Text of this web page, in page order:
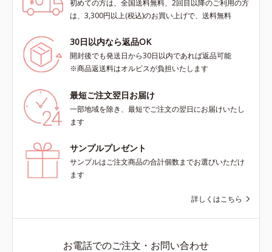
初めての方は、全国送料無料、2回目以降のご利用の方
は、3,300円以上(税込)のお買い上げで、送料無料
30日以内なら返品OK
開封後でも発送日から30日以内であれば返品可能
※商品返送料はオルビスが負担いたします
最短ご注文翌日お届け
一部地域を除き、最短でご注文の翌日にお届けいたし
ます
サンプルプレゼント
サンプルはご注文商品の合計個数までお選びいただけ
ます
詳しくはこちら
お電話でのご注文・お問い合わせ